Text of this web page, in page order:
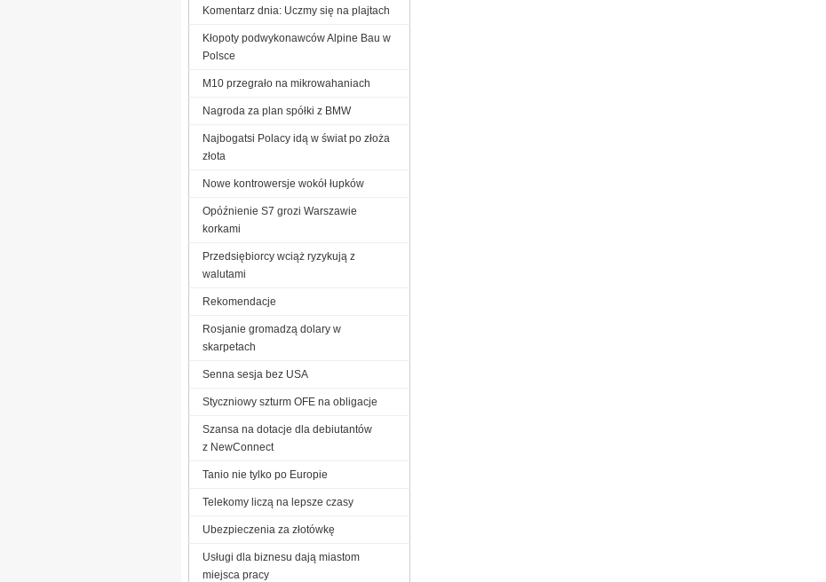
Komentarz dnia: Uczmy się na plajtach
Kłopoty podwykonawców Alpine Bau w
Polsce
M10 przegrało na mikrowahaniach
Nagroda za plan spółki z BMW
Najbogatsi Polacy idą w świat po złoża
złota
Nowe kontrowersje wokół łupków
Opóźnienie S7 grozi Warszawie
korkami
Przedsiębiorcy wciąż ryzykują z
walutami
Rekomendacje
Rosjanie gromadzą dolary w
skarpetach
Senna sesja bez USA
Styczniowy szturm OFE na obligacje
Szansa na dotacje dla debiutantów
z NewConnect
Tanio nie tylko po Europie
Telekomy liczą na lepsze czasy
Ubezpieczenia za złotówkę
Usługi dla biznesu dają miastom
miejsca pracy